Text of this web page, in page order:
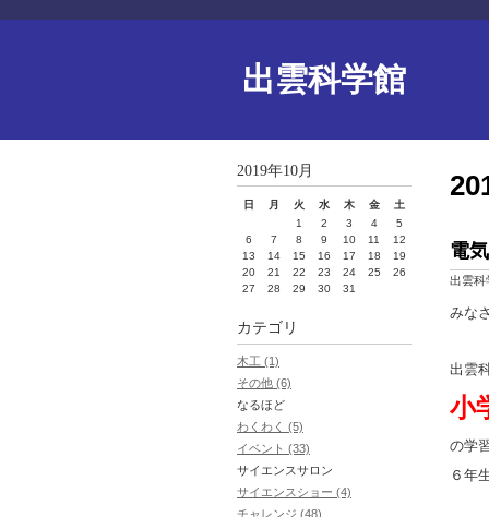
出雲科学館
電
出雲科
みな
出雲
小
の学
６年
2019年10月
日 月 火 水 木 金
土
1
2 3 4
5
6
7 8 9 10 11
12
13
14 15 16 17 18
19
20
21 22 23 24 25
26
27
28 29 30 31
カテゴリ
木工 (1)
その他 (6)
なるほど
わくわく (5)
イベント (33)
サイエンスサロン
サイエンスショー (4)
チャレンジ (48)